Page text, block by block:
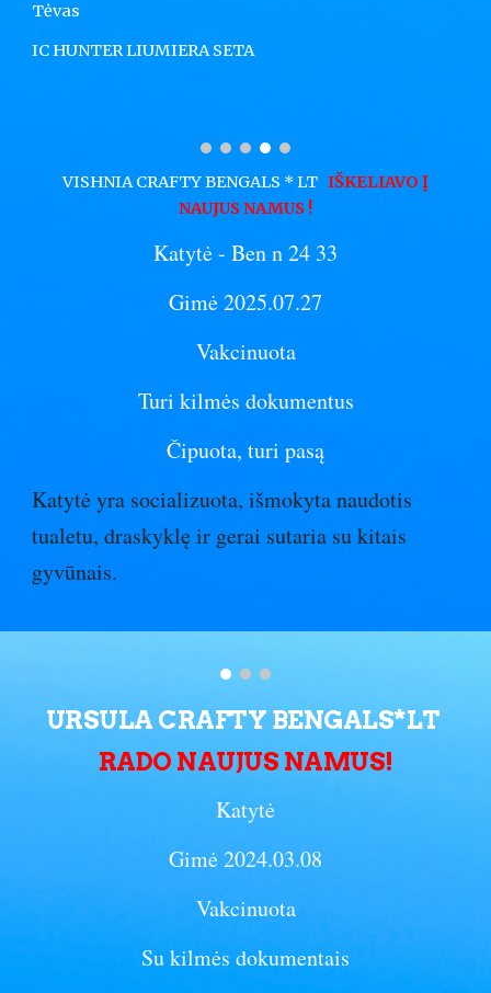
Tėvas
IC HUNTER LIUMIERA SETA
VISHNIA CRAFTY BENGALS * LT IŠKELIAVO Į
NAUJUS NAMUS !
Katytė- Ben n 24 33
Gimė 2025.07.27
Vakcinuota
Turi kilmės dokumentus
Čipuota, turi pasą
Katytė yra socializuota, išmokyta naudotis
tualetu, draskyklę ir gerai sutaria su kitais
gyvūnais.
URSULA CRAFTY BENGALS*LT
RADO NAUJUS NAMUS!
Katytė
Gimė 2024.03.08
Vakcinuota
Su kilmės dokumentais